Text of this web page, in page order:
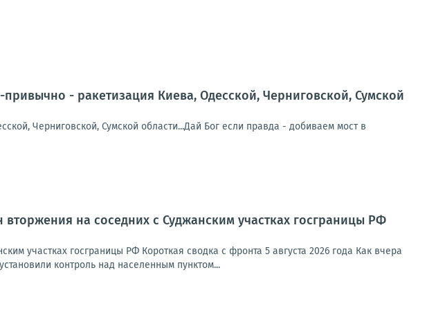
- ракетизация Киева, Одесской, Черниговской, Сумской
Черниговской, Сумской области...Дай Бог если правда - добиваем мост в
на соседних с Суджанским участках госграницы РФ
участках госграницы РФ Короткая сводка с фронта 5 августа 2026 года Как вчера
контроль над населенным пунктом...